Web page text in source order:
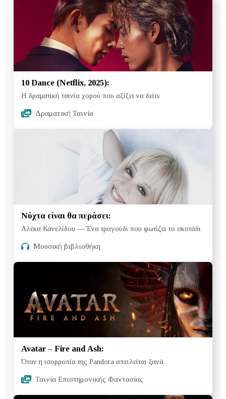
10 Dance (Netflix, 2025):
Η δραματική ταινία χορού που αξίζει να δείτε
Δραματική Ταινία
Νύχτα είναι θα περάσει:
Αλέκα Κανελίδου — Ένα τραγούδι που φωτίζει το σκοτάδι
Μουσική βιβλιοθήκη
Avatar – Fire and Ash:
Όταν η ισορροπία της Pandora απειλείται ξανά
Ταινία Επιστημονικής Φαντασίας